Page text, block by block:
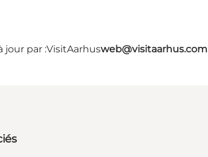
jour par :VisitAarhusweb@visitaarhus.com